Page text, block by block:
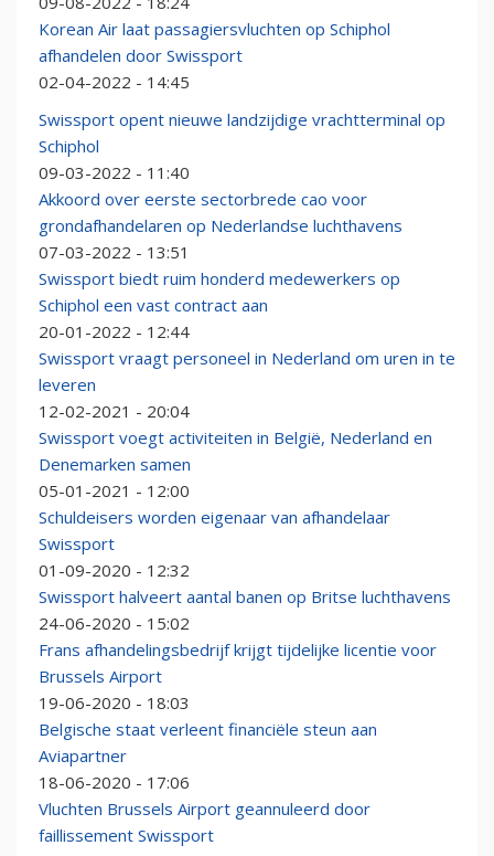
Korean Air laat passagiersvluchten op Schiphol
afhandelen door Swissport
02-04-2022 - 14:45
Swissport opent nieuwe landzijdige vrachtterminal op
Schiphol
09-03-2022 - 11:40
Akkoord over eerste sectorbrede cao voor
grondafhandelaren op Nederlandse luchthavens
07-03-2022 - 13:51
Swissport biedt ruim honderd medewerkers op
Schiphol een vast contract aan
20-01-2022 - 12:44
Swissport vraagt personeel in Nederland om uren in te
leveren
12-02-2021 - 20:04
Swissport voegt activiteiten in België, Nederland en
Denemarken samen
05-01-2021 - 12:00
Schuldeisers worden eigenaar van afhandelaar
Swissport
01-09-2020 - 12:32
Swissport halveert aantal banen op Britse luchthavens
24-06-2020 - 15:02
Frans afhandelingsbedrijf krijgt tijdelijke licentie voor
Brussels Airport
19-06-2020 - 18:03
Belgische staat verleent financiële steun aan
Aviapartner
18-06-2020 - 17:06
Vluchten Brussels Airport geannuleerd door
faillissement Swissport